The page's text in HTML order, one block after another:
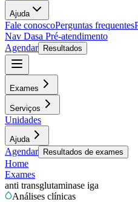
Ajuda
Fale conoscoPerguntas frequentes
Nav Dasa Pré-atendimento
Agendar
Resultados
Exames
Serviços
Unidades
Ajuda
Agendar Resultados de exames
Home
Exames
anti transglutaminase iga
Análises clínicas